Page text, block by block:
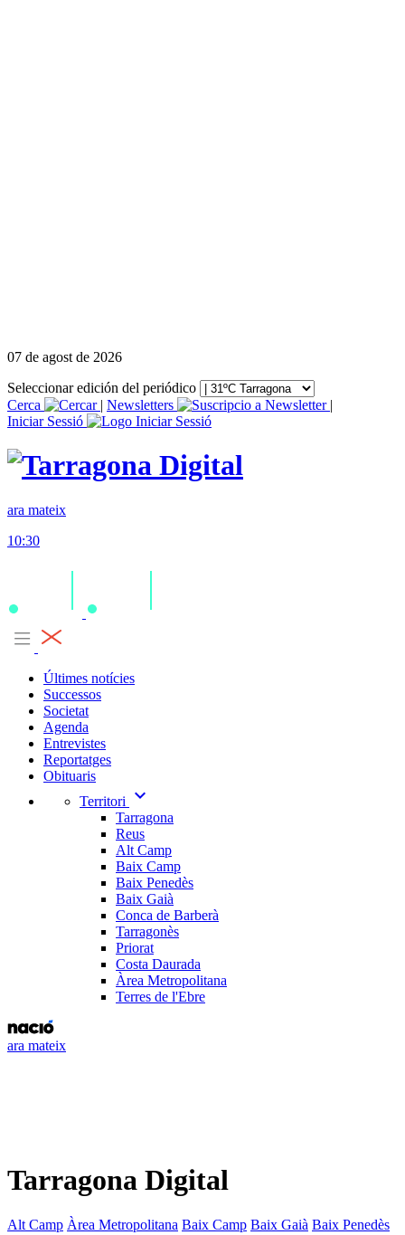
07 de agost de 2026
Seleccionar edición del periódico
Cerca
| Newsletters
|
Iniciar Sessió
ara mateix
10:30
Últimes notícies
Successos
Societat
Agenda
Entrevistes
Reportatges
Obituaris
Territori
expand_more
Tarragona
Reus
Alt Camp
Baix Camp
Baix Penedès
Baix Gaià
Conca de Barberà
Tarragonès
Priorat
Costa Daurada
Àrea Metropolitana
Terres de l'Ebre
ara mateix
Tarragona Digital
Alt Camp Àrea Metropolitana Baix Camp Baix Gaià Baix Penedès